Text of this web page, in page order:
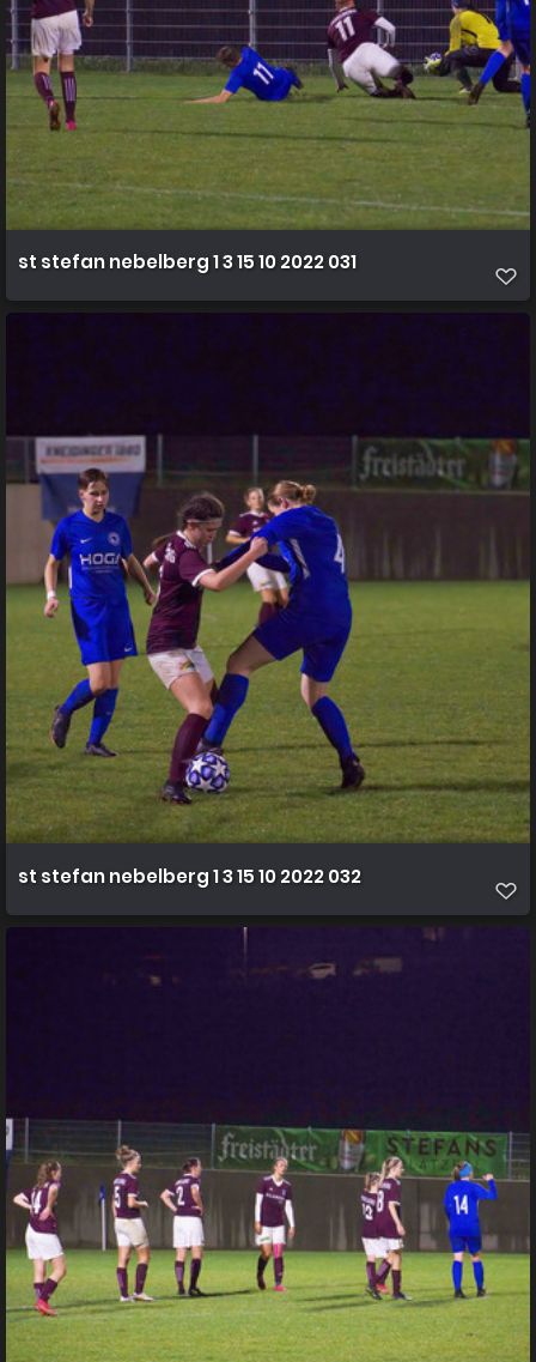
st stefan nebelberg 1 3 15 10 2022 031
st stefan nebelberg 1 3 15 10 2022 032